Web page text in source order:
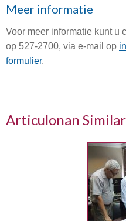
Meer informatie
Voor meer informatie kunt u
op 527-2700, via e-mail op
formulier.
Articulonan Similar